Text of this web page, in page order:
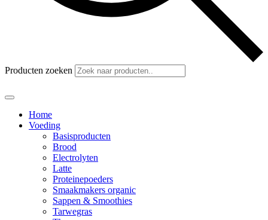
Producten zoeken
Home
Voeding
Basisproducten
Brood
Electrolyten
Latte
Proteinepoeders
Smaakmakers organic
Sappen & Smoothies
Tarwegras